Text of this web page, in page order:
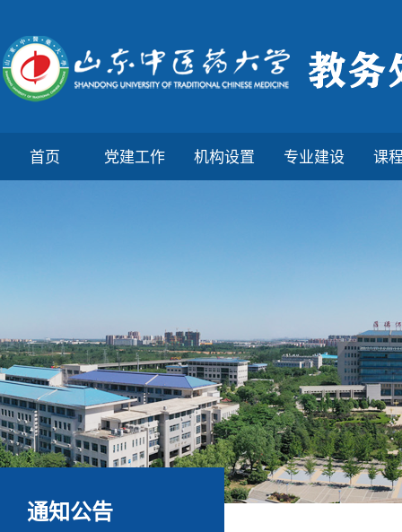
首页 党建工作 机构设置 专业建设 课
通知公告